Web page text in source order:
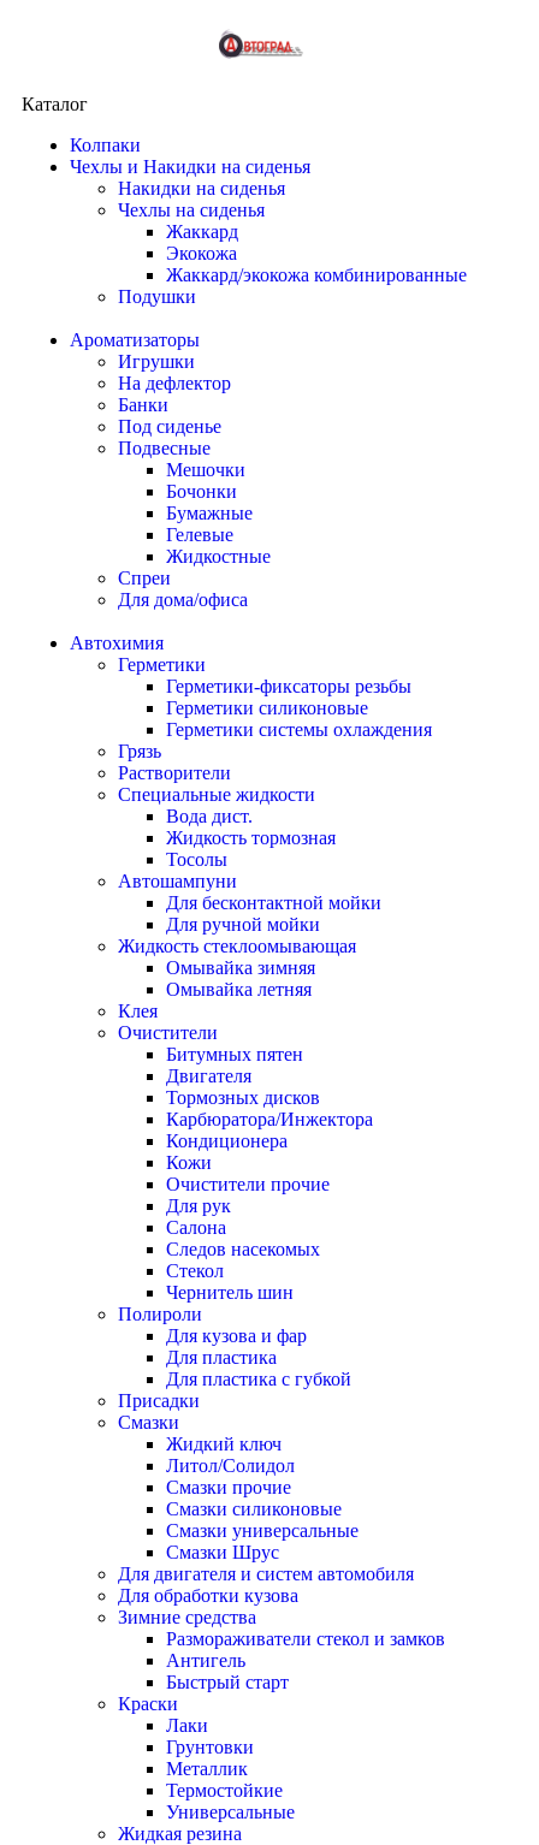
Каталог
Колпаки
Чехлы и Накидки на сиденья
Накидки на сиденья
Чехлы на сиденья
Жаккард
Экокожа
Жаккард/экокожа комбинированные
Подушки
Ароматизаторы
Игрушки
На дефлектор
Банки
Под сиденье
Подвесные
Мешочки
Бочонки
Бумажные
Гелевые
Жидкостные
Спреи
Для дома/офиса
Автохимия
Герметики
Герметики-фиксаторы резьбы
Герметики силиконовые
Герметики системы охлаждения
Грязь
Растворители
Специальные жидкости
Вода дист.
Жидкость тормозная
Тосолы
Автошампуни
Для бесконтактной мойки
Для ручной мойки
Жидкость стеклоомывающая
Омывайка зимняя
Омывайка летняя
Клея
Очистители
Битумных пятен
Двигателя
Тормозных дисков
Карбюратора/Инжектора
Кондиционера
Кожи
Очистители прочие
Для рук
Салона
Следов насекомых
Стекол
Чернитель шин
Полироли
Для кузова и фар
Для пластика
Для пластика с губкой
Присадки
Смазки
Жидкий ключ
Литол/Солидол
Смазки прочие
Смазки силиконовые
Смазки универсальные
Смазки Шрус
Для двигателя и систем автомобиля
Для обработки кузова
Зимние средства
Размораживатели стекол и замков
Антигель
Быстрый старт
Краски
Лаки
Грунтовки
Металлик
Термостойкие
Универсальные
Жидкая резина